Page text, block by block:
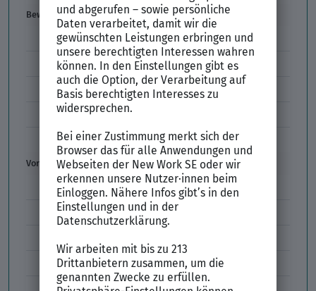
Bewerbung
E-Mail-Bewerbung
Anlagen und Zeugnisse
Initiativbewerbung
Interne Bewerbung
Empfehlungsschreiben
Vorstellungsgespräch
Vorstellungsgespräch Fragen
Schwächen im Vorstellungsgespräch
Vorbereitung Vorstellungsgespräch
Vorstellungsgespräch per Skype